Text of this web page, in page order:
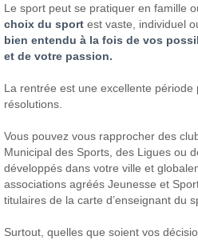
Le sport peut se pratiquer en famille
choix du sport est vaste, individuel
bien entendu à la fois de vos
et de votre passion.
La rentrée est une excellente
résolutions.
Vous pouvez vous rapprocher des
Municipal des Sports, des Ligues ou
développés dans votre ville et
associations agréés Jeunesse et
titulaires de la carte d’enseignant du
Surtout, quelles que soient vos